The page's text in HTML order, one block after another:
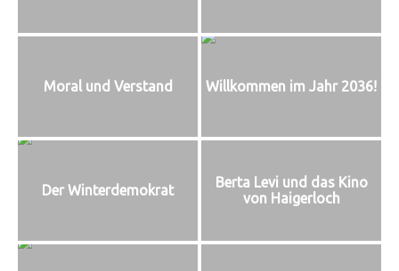
Moral und Verstand Willkommen im Jahr 2036!
Der Winterdemokrat
Berta Levi und das Kino
von Haigerloch